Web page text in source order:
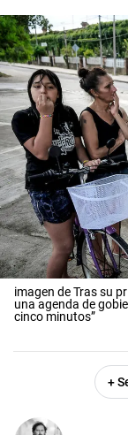
imagen de Tras su
una agenda de
cinco minutos”
+